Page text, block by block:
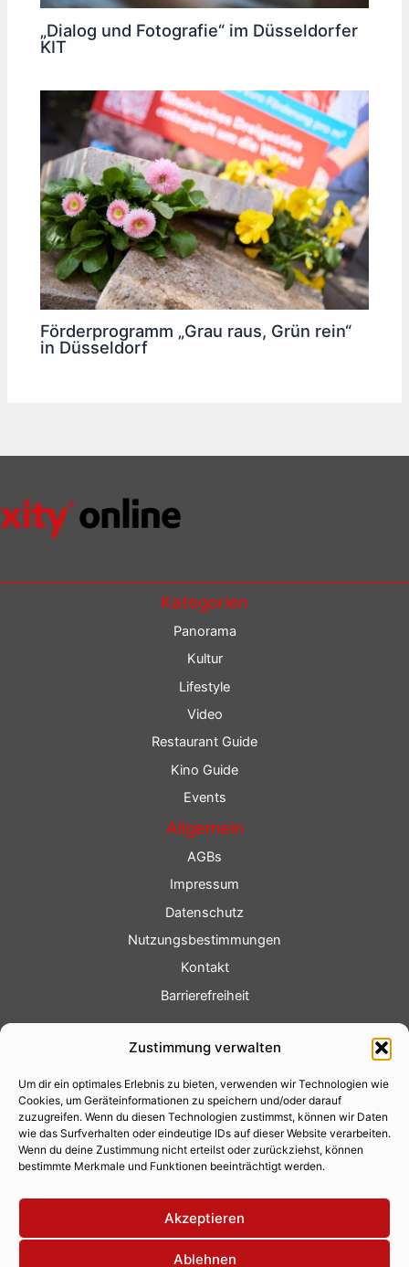
Zustimmung verwalten
Um dir ein optimales Erlebnis zu bieten, verwenden wir Technologien wie
Cookies, um Geräteinformationen zu speichern und/oder darauf
zuzugreifen. Wenn du diesen Technologien zustimmst, können wir Daten
wie das Surfverhalten oder eindeutige IDs auf dieser Website verarbeiten.
Wenn du deine Zustimmung nicht erteilst oder zurückziehst, können
bestimmte Merkmale und Funktionen beeinträchtigt werden.
Akzeptieren
Ablehnen
„Dialog und Fotografie“ im Düsseldorfer
KIT
Förderprogramm „Grau raus, Grün rein“
in Düsseldorf
Kategorien
Panorama
Kultur
Lifestyle
Video
Restaurant Guide
Kino Guide
Events
Allgemein
AGBs
Impressum
Datenschutz
Nutzungsbestimmungen
Kontakt
Barrierefreiheit
Fotoservice
Videoservice
Werbung
Contenterstellung
Lokalnachrichten
Lokalfernsehen